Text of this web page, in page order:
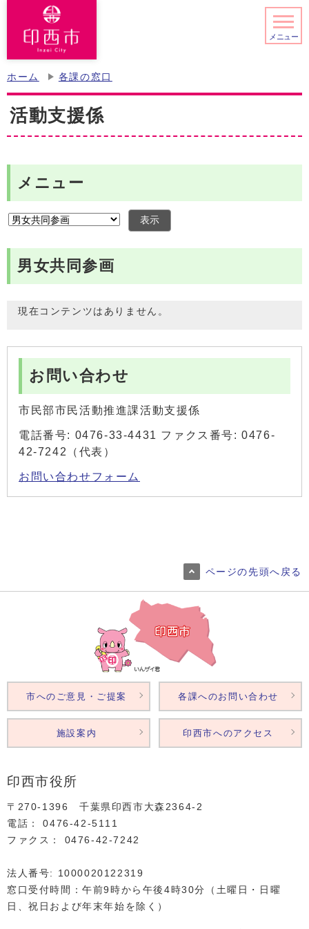
メニュー
ホーム 各課の窓口
活動支援係
メニュー
表示
男女共同参画
現在コンテンツはありません。
お問い合わせ
市民部市民活動推進課活動支援係
電話番号: 0476-33-4431 ファクス番号: 0476-
42-7242（代表）
お問い合わせフォーム
ページの先頭へ戻る
印西市役所
〒270-1396 千葉県印西市大森2364‐2
電話： 0476‐42‐5111
ファクス： 0476‐42‐7242
法人番号: 1000020122319
窓口受付時間：午前9時から午後4時30分（土曜日・日曜
日、祝日および年末年始を除く）
市へのご意見・ご提案 各課へのお問い合わせ
施設案内 印西市へのアクセス